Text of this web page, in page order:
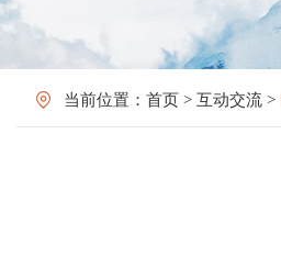
当前位置： 首页 > 互动交流 >